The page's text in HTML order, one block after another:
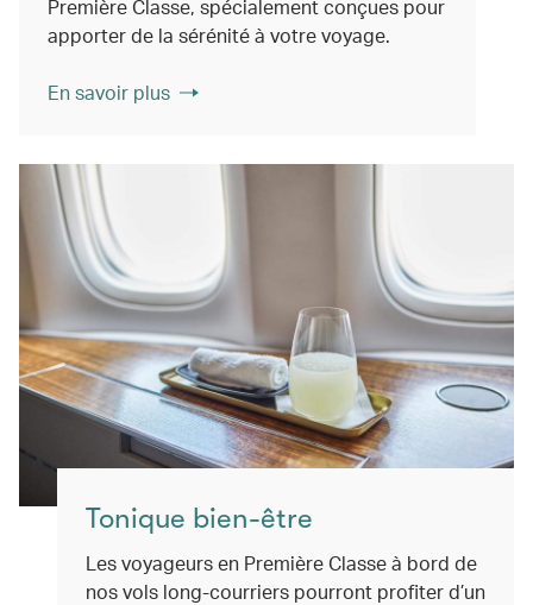
Première Classe, spécialement conçues pour
apporter de la sérénité à votre voyage.
En savoir plus
Tonique bien-être
Les voyageurs en Première Classe à bord de
nos vols long-courriers pourront profiter d’un